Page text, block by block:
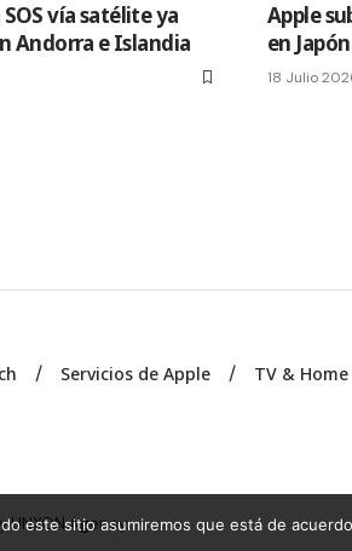
vía satélite ya
Andorra e Islandia
Apple
en Japón
18 Julio
Servicios de Apple TV & Home
UNXON Agency.
este sitio asumiremos que está de